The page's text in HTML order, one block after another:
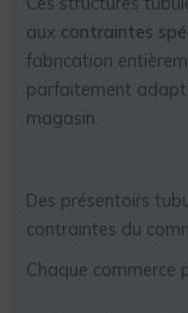
aux contraintes
fabrication
parfaitement
magasin.
Des présentoirs
contraintes du
Chaque commerce